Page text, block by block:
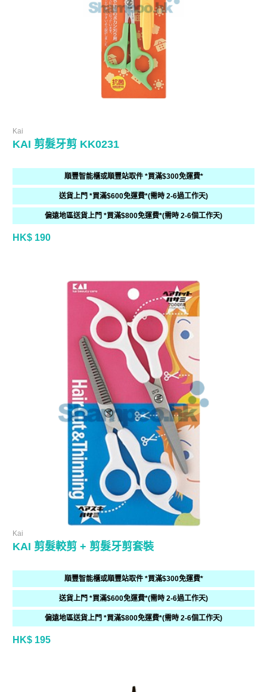
Kai
KAI 剪髮牙剪 KK0231
順豐智能櫃或順豐站取件 *買滿$300免運費*
送貨上門 *買滿$600免運費*(需時 2-6過工作天)
偏遠地區送貨上門 *買滿$800免運費*(需時 2-6個工作天)
HK$ 190
Kai
KAI 剪髮較剪 + 剪髮牙剪套裝
順豐智能櫃或順豐站取件 *買滿$300免運費*
送貨上門 *買滿$600免運費*(需時 2-6過工作天)
偏遠地區送貨上門 *買滿$800免運費*(需時 2-6個工作天)
HK$ 195